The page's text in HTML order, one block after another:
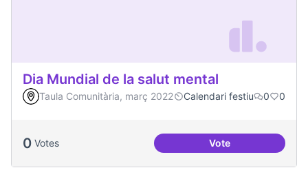
Dia Mundial de la salut mental
Taula Comunitària, març 2022 Calendari festiu 0 0
0 Votes VoteDia Mundial de la